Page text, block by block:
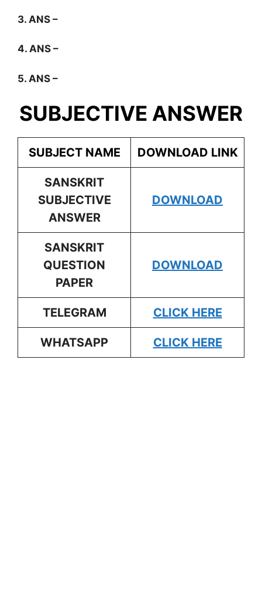
3. ANS –
4. ANS –
5. ANS –
SUBJECTIVE ANSWER
SUBJECT NAME DOWNLOAD LINK
SANSKRIT
SUBJECTIVE
ANSWER
DOWNLOAD
SANSKRIT
QUESTION
PAPER
DOWNLOAD
TELEGRAM CLICK HERE
WHATSAPP CLICK HERE